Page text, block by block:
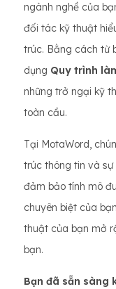
ngành nghề của
đối tác kỹ thuật
trúc. Bằng cách từ
dụng Quy trình
những trở ngại kỹ
toàn cầu.
Tại MotaWord,
trúc thông tin và
đảm bảo tính mô
chuyên biệt của
thuật của bạn mở
bạn.
Bạn đã sẵn sàng